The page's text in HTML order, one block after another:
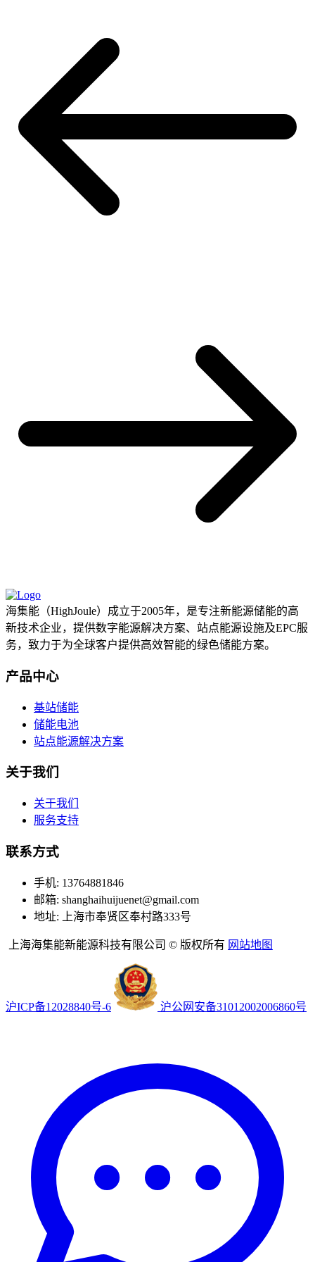
海集能（HighJoule）成立于2005年，是专注新能源储能的高
新技术企业，提供数字能源解决方案、站点能源设施及EPC服
务，致力于为全球客户提供高效智能的绿色储能方案。
产品中心
基站储能
储能电池
站点能源解决方案
关于我们
关于我们
服务支持
联系方式
手机: 13764881846
邮箱: shanghaihuijuenet@gmail.com
地址: 上海市奉贤区奉村路333号
上海海集能新能源科技有限公司 © 版权所有 网站地图
沪ICP备12028840号-6 沪公网安备31012002006860号